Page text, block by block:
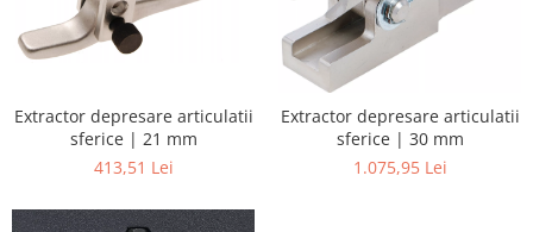
Extractor depresare articulatii
sferice | 21 mm
413,51 Lei
Extractor depresare articulatii
sferice | 30 mm
1.075,95 Lei